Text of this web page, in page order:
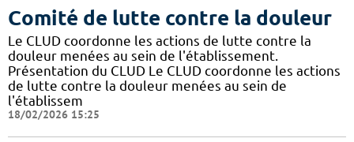
Comité de lutte contre la douleur
Le CLUD coordonne les actions de lutte contre la
douleur menées au sein de l'établissement.
Présentation du CLUD Le CLUD coordonne les actions
de lutte contre la douleur menées au sein de
l'établissem
18/02/2026 15:25